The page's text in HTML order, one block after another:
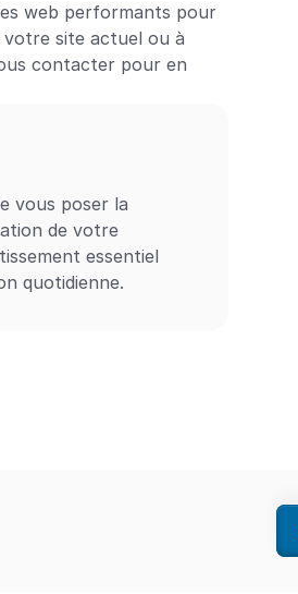
web performants pour
votre site actuel ou à
contacter pour en
vous poser la
de votre
essentiel
quotidienne.